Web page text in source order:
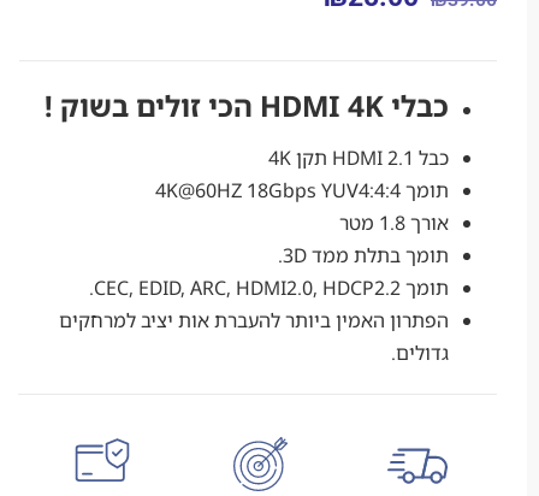
תומך בתלת ממד 3D.
הפתרון האמין ביותר להעברת אות יציב למרחקים